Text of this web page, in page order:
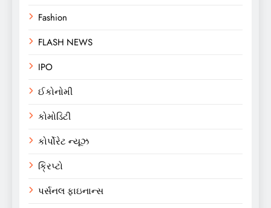
Fashion
FLASH NEWS
IPO
ઈકોનોમી
કોમોડિટી
કોર્પોરેટ ન્યૂઝ
ક્રિપ્ટો
પર્સનલ ફાઇનાન્સ